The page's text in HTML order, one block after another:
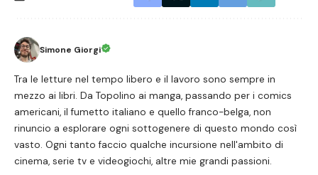
Simone Giorgi
Tra le letture nel tempo libero e il lavoro sono sempre in
mezzo ai libri. Da Topolino ai manga, passando per i comics
americani, il fumetto italiano e quello franco-belga, non
rinuncio a esplorare ogni sottogenere di questo mondo così
vasto. Ogni tanto faccio qualche incursione nell'ambito di
cinema, serie tv e videogiochi, altre mie grandi passioni.